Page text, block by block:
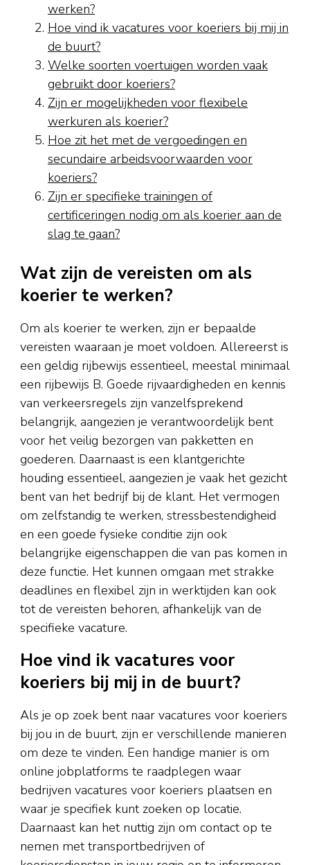
werken?
Hoe vind ik vacatures voor koeriers bij mij in
de buurt?
Welke soorten voertuigen worden vaak
gebruikt door koeriers?
Zijn er mogelijkheden voor flexibele
werkuren als koerier?
Hoe zit het met de vergoedingen en
secundaire arbeidsvoorwaarden voor
koeriers?
Zijn er specifieke trainingen of
certificeringen nodig om als koerier aan de
slag te gaan?
Wat zijn de vereisten om als
koerier te werken?
Om als koerier te werken, zijn er bepaalde
vereisten waaraan je moet voldoen. Allereerst is
een geldig rijbewijs essentieel, meestal minimaal
een rijbewijs B. Goede rijvaardigheden en kennis
van verkeersregels zijn vanzelfsprekend
belangrijk, aangezien je verantwoordelijk bent
voor het veilig bezorgen van pakketten en
goederen. Daarnaast is een klantgerichte
houding essentieel, aangezien je vaak het gezicht
bent van het bedrijf bij de klant. Het vermogen
om zelfstandig te werken, stressbestendigheid
en een goede fysieke conditie zijn ook
belangrijke eigenschappen die van pas komen in
deze functie. Het kunnen omgaan met strakke
deadlines en flexibel zijn in werktijden kan ook
tot de vereisten behoren, afhankelijk van de
specifieke vacature.
Hoe vind ik vacatures voor
koeriers bij mij in de buurt?
Als je op zoek bent naar vacatures voor koeriers
bij jou in de buurt, zijn er verschillende manieren
om deze te vinden. Een handige manier is om
online jobplatforms te raadplegen waar
bedrijven vacatures voor koeriers plaatsen en
waar je specifiek kunt zoeken op locatie.
Daarnaast kan het nuttig zijn om contact op te
nemen met transportbedrijven of